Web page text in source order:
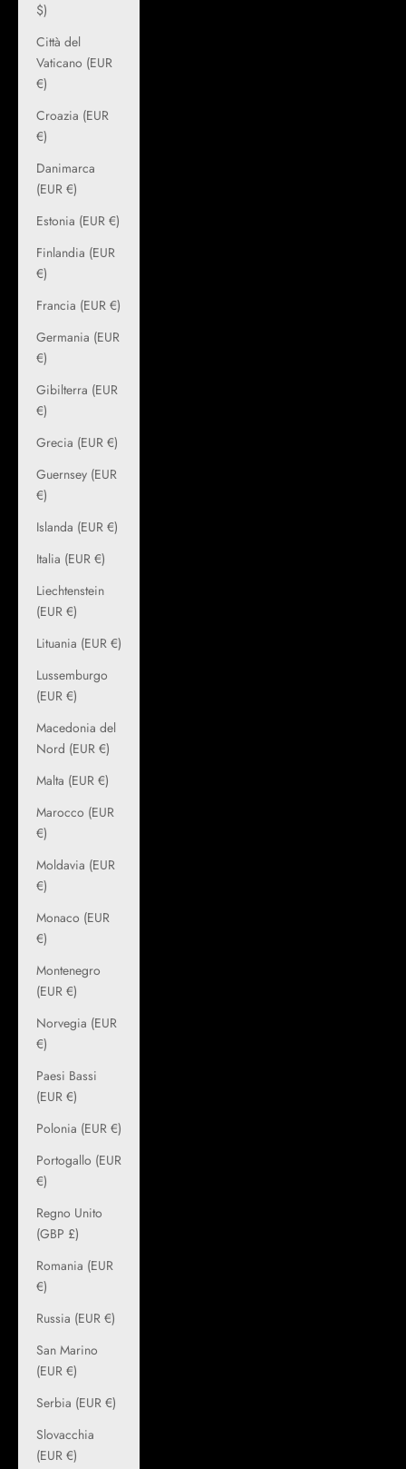
$)
Città del
Vaticano (EUR
€)
Croazia (EUR
€)
Danimarca
(EUR €)
Estonia (EUR €)
Finlandia (EUR
€)
Francia (EUR €)
Germania (EUR
€)
Gibilterra (EUR
€)
Grecia (EUR €)
Guernsey (EUR
€)
Islanda (EUR €)
Italia (EUR €)
Liechtenstein
(EUR €)
Lituania (EUR €)
Lussemburgo
(EUR €)
Macedonia del
Nord (EUR €)
Malta (EUR €)
Marocco (EUR
€)
Moldavia (EUR
€)
Monaco (EUR
€)
Montenegro
(EUR €)
Norvegia (EUR
€)
Paesi Bassi
(EUR €)
Polonia (EUR €)
Portogallo (EUR
€)
Regno Unito
(GBP £)
Romania (EUR
€)
Russia (EUR €)
San Marino
(EUR €)
Serbia (EUR €)
Slovacchia
(EUR €)